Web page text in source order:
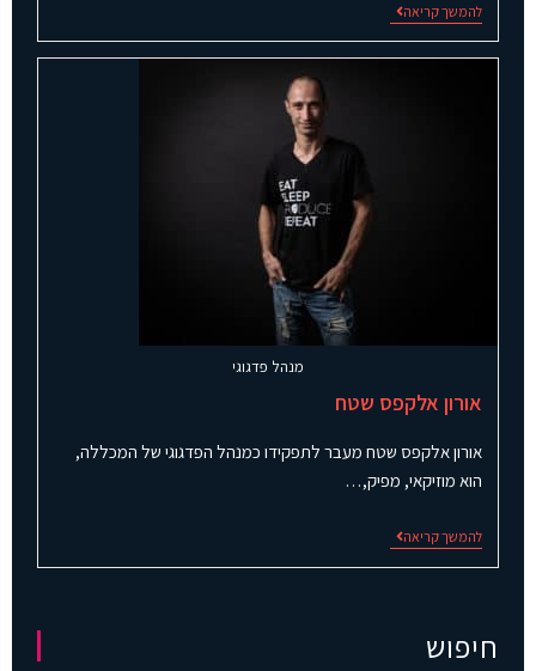
להמשך קריאה
מנהל פדגוגי
אורון אלקפס שטח
אורון אלקפס שטח מעבר לתפקידו כמנהל הפדגוגי של המכללה,
הוא מוזיקאי, מפיק,…
להמשך קריאה
חיפוש